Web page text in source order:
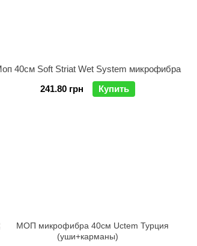
40см Soft Striat Wet System микрофибра
241.80 грн
Купить